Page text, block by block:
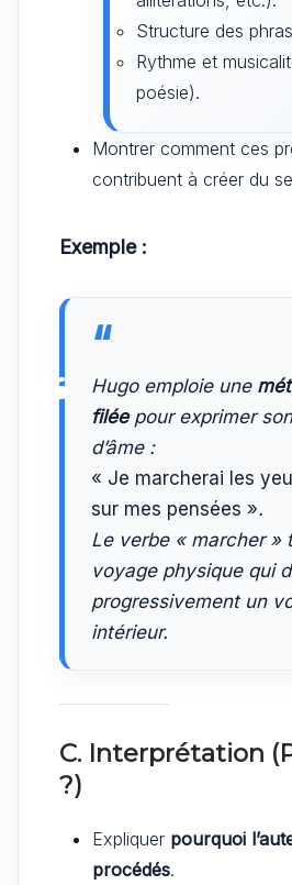
Structure des
Rythme et
poésie).
Montrer comment ces
contribuent à créer du
Exemple :
Hugo emploie une
filéepour exprimer
d’âme :
« Je marcherai les
sur mes pensées ».
Le verbe « marcher »
voyage physique qui
progressivement un
intérieur.
C. Interprétation
?)
Expliquer pourquoi
procédés.